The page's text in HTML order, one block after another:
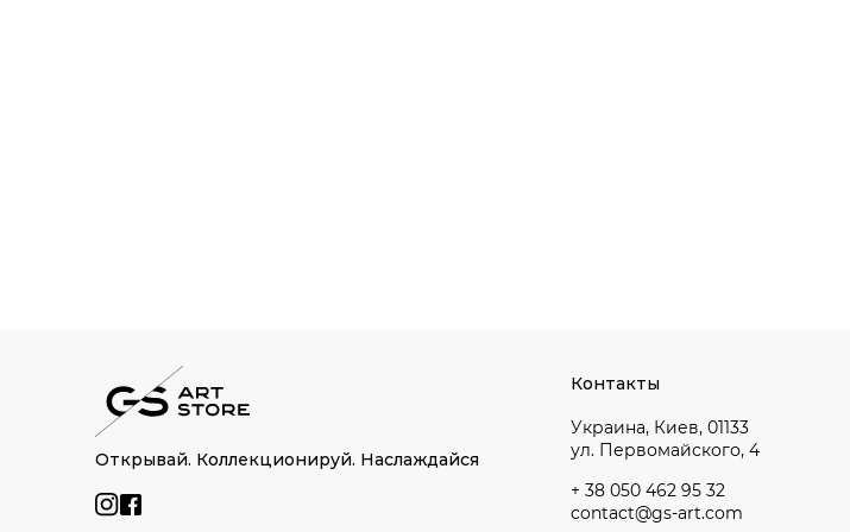
Открывай. Коллекционируй. Наслаждайся
Контакты
Украина, Киев, 01133
ул. Первомайского, 4
+ 38 050 462 95 32
contact@gs-art.com